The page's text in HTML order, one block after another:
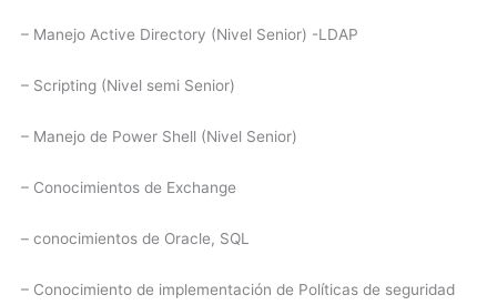
– Manejo Active Directory (Nivel Senior) -LDAP
– Scripting (Nivel semi Senior)
– Manejo de Power Shell (Nivel Senior)
– Conocimientos de Exchange
– conocimientos de Oracle, SQL
– Conocimiento de implementación de Políticas de seguridad